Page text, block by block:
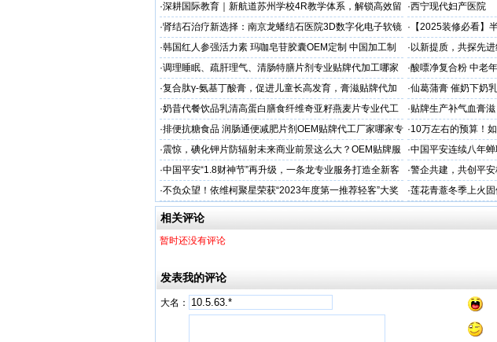
·深耕国际教育｜新航道苏州学校4R教学体系，解锁高效留
学备考之路
·西宁现代妇产医院
·肾结石治疗新选择：南京龙蟠结石医院3D数字化电子软镜
保肾取石术
· 【2025装修必看】
你省下3万冤枉钱！
·韩国红人参强活力素 玛咖皂苷胶囊OEM定制 中国加工制
造商
· 以新提质，共探先
·调理睡眠、疏肝理气、清肠特膳片剂专业贴牌代加工哪家
专业
·酸嘌净复合粉 中老
·复合肽γ-氨基丁酸膏，促进儿童长高发育，膏滋贴牌代加
工厂家
·仙葛蒲膏 催奶下奶
家
·奶昔代餐饮品乳清高蛋白膳食纤维奇亚籽燕麦片专业代工
厂家
·贴牌生产补气血膏
·排便抗糖食品 润肠通便减肥片剂OEM贴牌代工厂家哪家专
业
·10万左右的预算！
·震惊，碘化钾片防辐射未来商业前景这么大？OEM贴牌服
务商
·中国平安连续八年
品牌"
·中国平安“1.8财神节”再升级，一条龙专业服务打造全新客
户体验
·警企共建，共创平
人才专项培训
·不负众望！依维柯聚星荣获“2023年度第一推荐轻客”大奖 ·莲花青薏冬季上火
工厂
相关评论
暂时还没有评论
发表我的评论
大名：